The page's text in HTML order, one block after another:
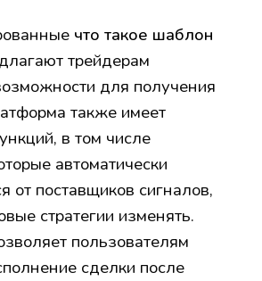
что такое шаблон
трейдерам
для получения
также имеет
в том числе
автоматически
от поставщиков сигналов,
стратегии изменять.
пользователям
сделки после